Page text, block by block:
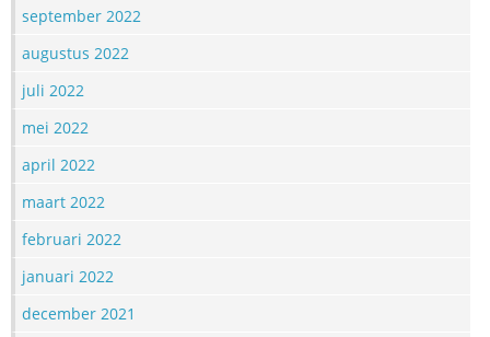
september 2022
augustus 2022
juli 2022
mei 2022
april 2022
maart 2022
februari 2022
januari 2022
december 2021